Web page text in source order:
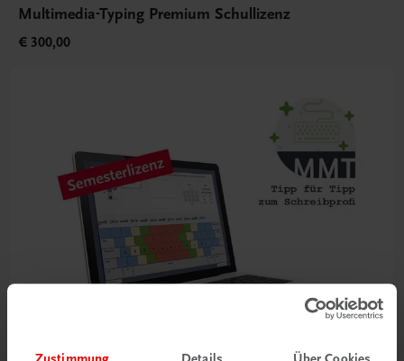
Multimedia-Typing Premium Schullizenz
€ 300,00